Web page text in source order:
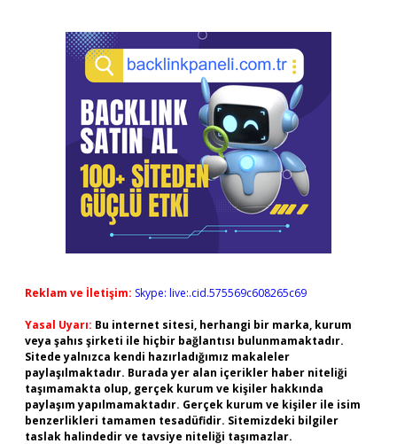
Reklam ve İletişim: Skype: live:.cid.575569c608265c69
Yasal Uyarı: Bu internet sitesi, herhangi bir marka, kurum
veya şahıs şirketi ile hiçbir bağlantısı bulunmamaktadır.
Sitede yalnızca kendi hazırladığımız makaleler
paylaşılmaktadır. Burada yer alan içerikler haber niteliği
taşımamakta olup, gerçek kurum ve kişiler hakkında
paylaşım yapılmamaktadır. Gerçek kurum ve kişiler ile isim
benzerlikleri tamamen tesadüfidir. Sitemizdeki bilgiler
taslak halindedir ve tavsiye niteliği taşımazlar.